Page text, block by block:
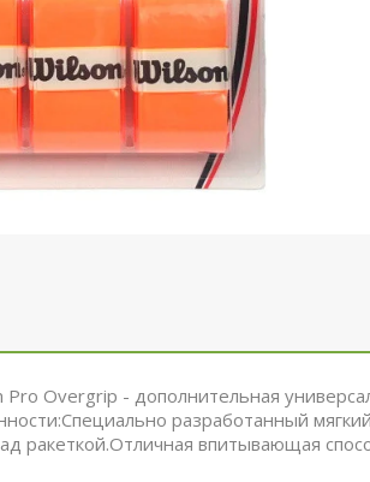
Pro Overgrip - дополнительная
разработанный
ракеткой.Отличная впитывающая